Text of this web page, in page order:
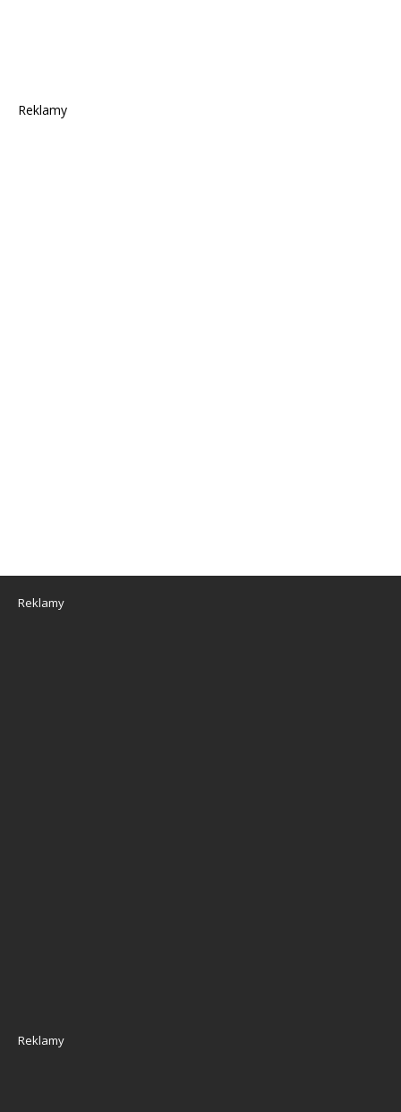
Reklamy
Reklamy
Reklamy